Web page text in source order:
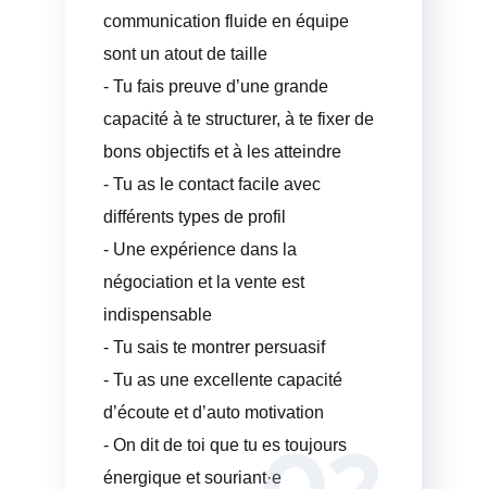
communication fluide en équipe
sont un atout de taille
- Tu fais preuve d’une grande
capacité à te structurer, à te fixer de
bons objectifs et à les atteindre
- Tu as le contact facile avec
différents types de profil
- Une expérience dans la
négociation et la vente est
indispensable
- Tu sais te montrer persuasif
- Tu as une excellente capacité
d’écoute et d’auto motivation
- On dit de toi que tu es toujours
énergique et souriant·e